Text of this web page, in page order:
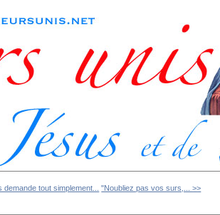
demande tout simplement... "Noubliez pas vos surs,... >>